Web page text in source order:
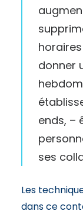
donner
ends, –
ses
Les
dans ce